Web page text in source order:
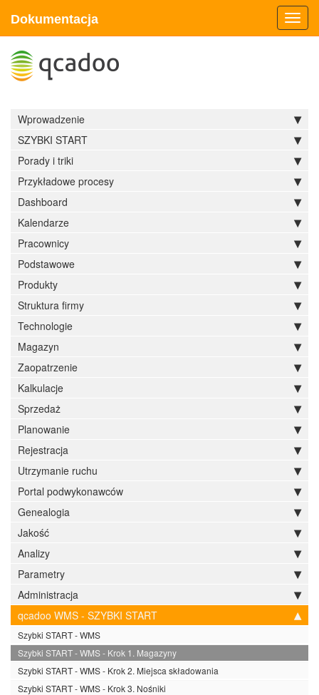
Dokumentacja
Wprowadzenie
SZYBKI START
Porady i triki
Przykładowe procesy
Dashboard
Kalendarze
Pracownicy
Podstawowe
Produkty
Struktura firmy
Technologie
Magazyn
Zaopatrzenie
Kalkulacje
Sprzedaż
Planowanie
Rejestracja
Utrzymanie ruchu
Portal podwykonawców
Genealogia
Jakość
Analizy
Parametry
Administracja
qcadoo WMS - SZYBKI START
Szybki START - WMS
Szybki START - WMS - Krok 1. Magazyny
Szybki START - WMS - Krok 2. Miejsca składowania
Szybki START - WMS - Krok 3. Nośniki